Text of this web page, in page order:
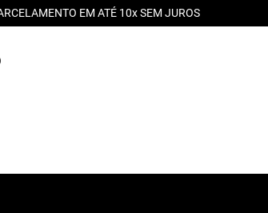
EM ATÉ 10x SEM JUROS